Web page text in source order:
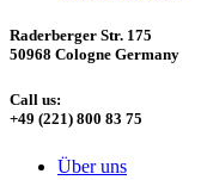
Raderberger Str. 175
50968 Cologne Germany
Call us:
+49 (221) 800 83 75
Über uns